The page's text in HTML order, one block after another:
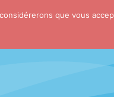
que vous